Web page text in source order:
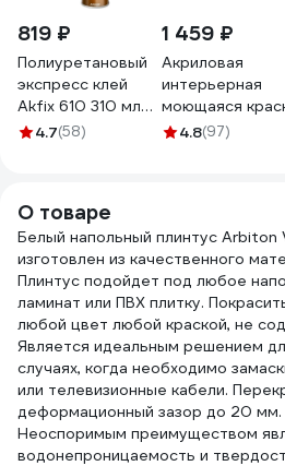
819 ₽
Полиуретановый
экспресс клей
Akfix 610 310 мл
GA400
4.7(58)
1 459 ₽
Акриловая
интерьерная
моющаяся
PALIZH 301
4.8(97)
О товаре
Белый напольный плинтус Arbiton
изготовлен из качественного
Плинтус подойдет под любое
ламинат или ПВХ плитку.
любой цвет любой краской, не
Является идеальным решением
случаях, когда необходимо
или телевизионные кабели.
деформационный зазор до 20 мм.
Неоспоримым преимуществом
водонепроницаемость и